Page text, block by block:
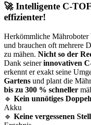
🚀 Intelligente C-
effizienter!
Herkömmliche Mähroboter
und brauchen oft mehrere
zu mähen. Nicht so der
Dank seinerinnovativen
erkennt er exakt seine
Gartens und plant die
bis zu 300 % schneller
🔹 Kein unnötiges
Akku
🔹 Keine vergessenen